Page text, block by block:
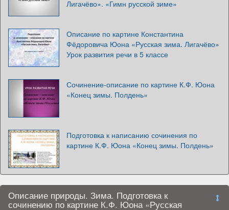
Лигачёво». «Гимн русской зиме»
Описание по картине Константина
Фёдоровича Юона «Русская зима. Лигачёво»
Урок развития речи в 5 классе
Сочинение-описание по картине К.Ф. Юона
«Конец зимы. Полдень»
Подготовка к написанию сочинения по
картине К.Ф. Юона «Конец зимы. Полдень»
Описание природы. Зима. Подготовка к
сочинению по картине К.Ф. Юона «Русская